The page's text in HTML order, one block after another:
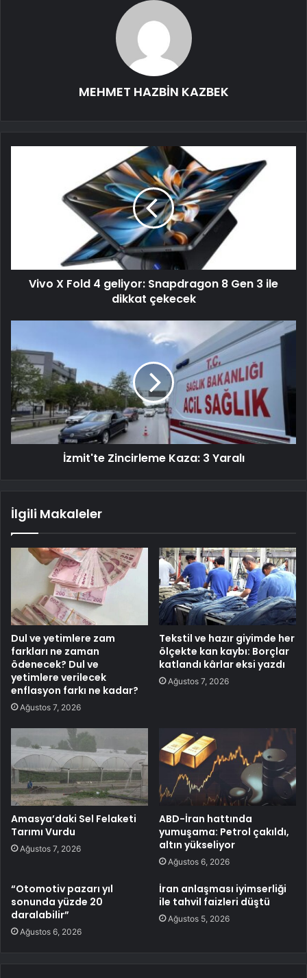
MEHMET HAZBİN KAZBEK
Vivo X Fold 4 geliyor: Snapdragon 8 Gen 3 ile
dikkat çekecek
İzmit'te Zincirleme Kaza: 3 Yaralı
İlgili Makaleler
Dul ve yetimlere zam
farkları ne zaman
ödenecek? Dul ve
yetimlere verilecek
enflasyon farkı ne kadar?
Ağustos 7, 2026
Tekstil ve hazır giyimde her
ölçekte kan kaybı: Borçlar
katlandı kârlar eksi yazdı
Ağustos 7, 2026
Amasya’daki Sel Felaketi
Tarımı Vurdu
Ağustos 7, 2026
ABD-İran hattında
yumuşama: Petrol çakıldı,
altın yükseliyor
Ağustos 6, 2026
“Otomotiv pazarı yıl
sonunda yüzde 20
daralabilir”
Ağustos 6, 2026
İran anlaşması iyimserliği
ile tahvil faizleri düştü
Ağustos 5, 2026